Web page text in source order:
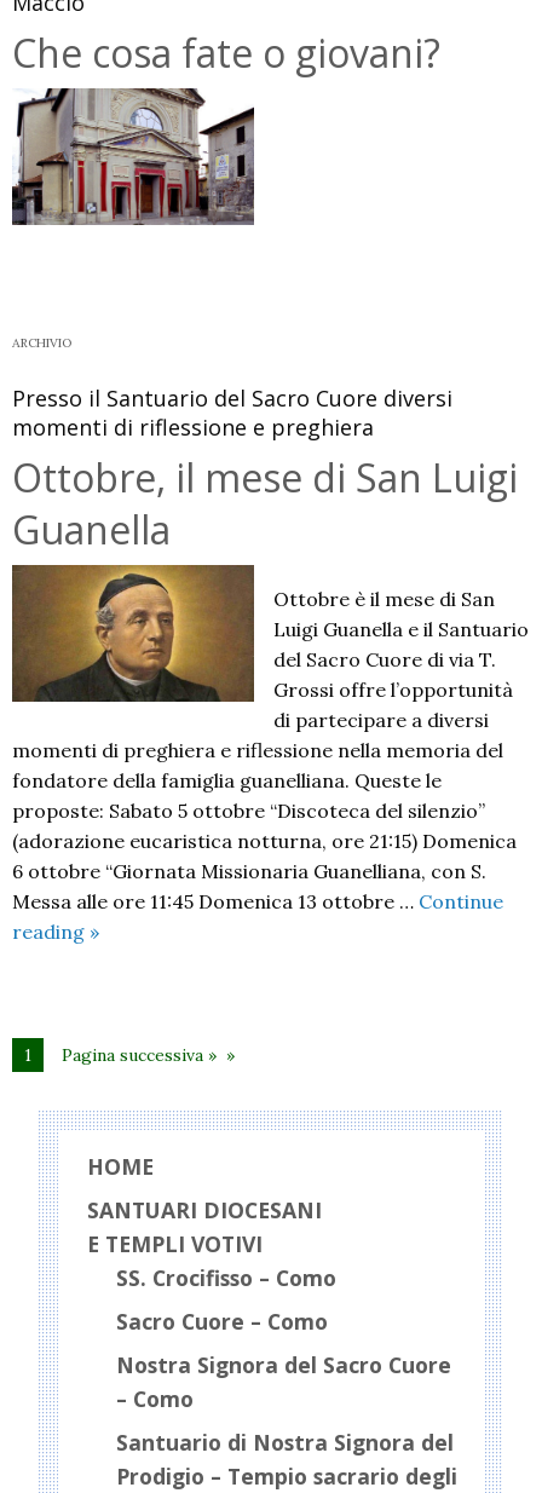
Che cosa fate o giovani?
ARCHIVIO
Presso il Santuario del Sacro Cuore diversi
momenti di riflessione e preghiera
Ottobre, il mese di San Luigi
Guanella
Ottobre è il mese di San
Luigi Guanella e il Santuario
del Sacro Cuore di via T.
Grossi offre l’opportunità
di partecipare a diversi
momenti di preghiera e riflessione nella memoria del
fondatore della famiglia guanelliana. Queste le
proposte: Sabato 5 ottobre “Discoteca del silenzio”
(adorazione eucaristica notturna, ore 21:15) Domenica
6 ottobre “Giornata Missionaria Guanelliana, con S.
Messa alle ore 11:45 Domenica 13 ottobre … Continue
reading Ottobre,
San
Guanella
»
1 Pagina successiva »
HOME
SANTUARI DIOCESANI
E TEMPLI VOTIVI
SS. Crocifisso – Como
Sacro Cuore – Como
Nostra Signora del Sacro Cuore
– Como
Santuario di Nostra Signora del
Prodigio – Tempio sacrario degli